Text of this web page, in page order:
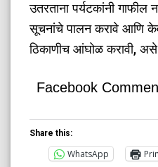
उतरताना पर्यटकांनी गाफील
सूचनांचे पालन करावे आणि
ठिकाणीच आंघोळ करावी,
Facebook
Share this:
WhatsApp